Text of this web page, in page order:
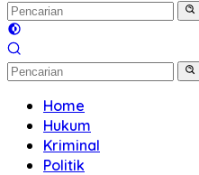
Home
Hukum
Kriminal
Politik